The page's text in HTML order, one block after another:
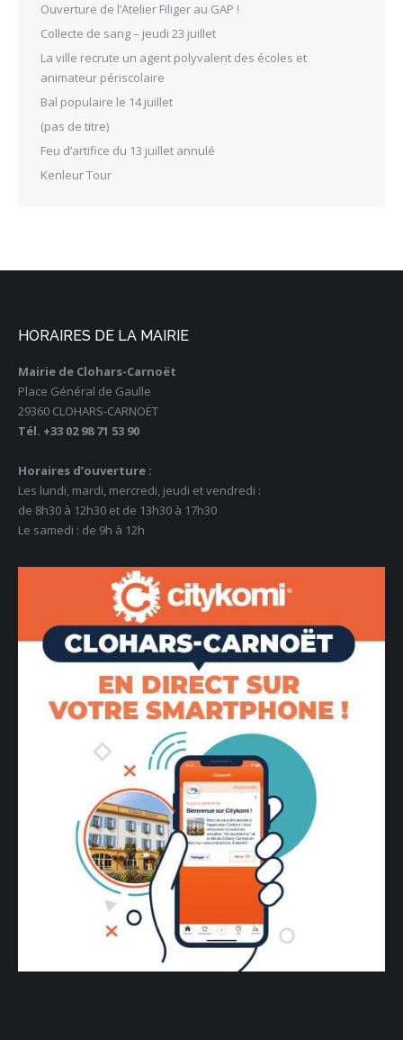
Ouverture de l’Atelier Filiger au GAP !
Collecte de sang – jeudi 23 juillet
La ville recrute un agent polyvalent des écoles et
animateur périscolaire
Bal populaire le 14 juillet
(pas de titre)
Feu d’artifice du 13 juillet annulé
Kenleur Tour
HORAIRES DE LA MAIRIE
Mairie de Clohars-Carnoët
Place Général de Gaulle
29360 CLOHARS-CARNOËT
Tél. +33 02 98 71 53 90
Horaires d’ouverture :
Les lundi, mardi, mercredi, jeudi et vendredi :
de 8h30 à 12h30 et de 13h30 à 17h30
Le samedi : de 9h à 12h